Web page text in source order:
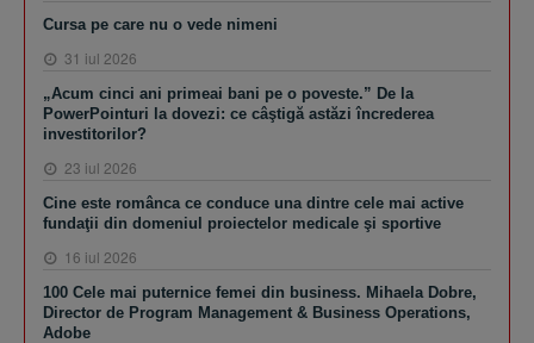
Cursa pe care nu o vede nimeni
31 iul 2026
„Acum cinci ani primeai bani pe o poveste.” De la
PowerPointuri la dovezi: ce câştigă astăzi încrederea
investitorilor?
23 iul 2026
Cine este românca ce conduce una dintre cele mai active
fundaţii din domeniul proiectelor medicale şi sportive
16 iul 2026
100 Cele mai puternice femei din business. Mihaela Dobre,
Director de Program Management & Business Operations,
Adobe